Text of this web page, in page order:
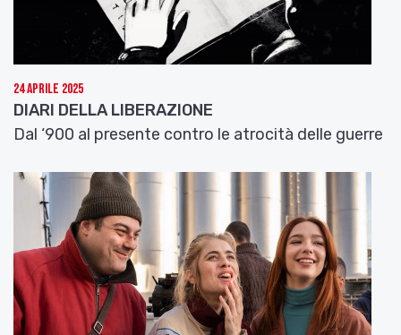
24 Aprile 2025
DIARI DELLA LIBERAZIONE
Dal ‘900 al presente contro le atrocità delle guerre